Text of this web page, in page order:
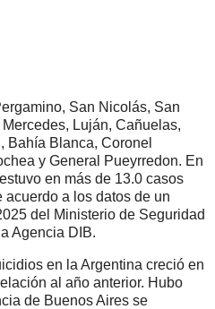
San Nicolás, San
Luján, Cañuelas,
Bahía Blanca, Coronel
y General Pueyrredon. En
en más de 13.0 casos
a los datos de un
del Ministerio de Seguridad
Agencia DIB.
en la Argentina creció en
al año anterior. Hubo
de Buenos Aires se